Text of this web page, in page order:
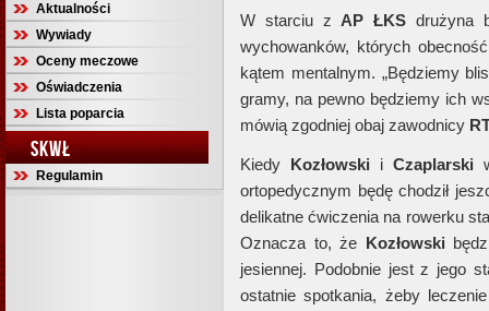
Aktualności
Wywiady
Oceny meczowe
Oświadczenia
Lista poparcia
SKWŁ
Regulamin
W starciu z AP ŁKS drużyna
wychowanków, których
kątem mentalnym. „Będziemy
gramy, na pewno będziemy ich
mówią zgodniej obaj zawodnicy
Kiedy Kozłowski i Czaplarski
ortopedycznym będę chodził
delikatne ćwiczenia na rowerku
Oznacza to, że Kozłowski
jesiennej. Podobnie jest z jego
ostatnie spotkania, żeby